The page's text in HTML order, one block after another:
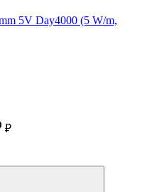
5V Day4000 (5 W/m,
₽